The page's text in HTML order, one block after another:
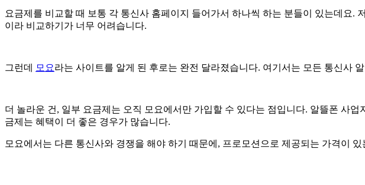
요금제를 비교할 때 보통 각 통신사 홈페이지 들어가서 하나씩 하는 분들이 있는데요
이라 비교하기가 너무 어려습니다.
그런데 모요라는 사이트를 알게 된 후로는 완전 달라졌습니다. 여기서는 모든 통신사
더 놀라운 건, 일부 요금제는 오직 모요에서만 가입할 수 있다는 점입니다. 알뜰폰 사
금제는 혜택이 더 좋은 경우가 많습니다.
모요에서는 다른 통신사와 경쟁을 해야 하기 때문에, 프로모션으로 제공되는 가격이 있